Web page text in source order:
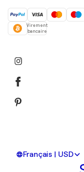
Virement
bancaire
Français | USD